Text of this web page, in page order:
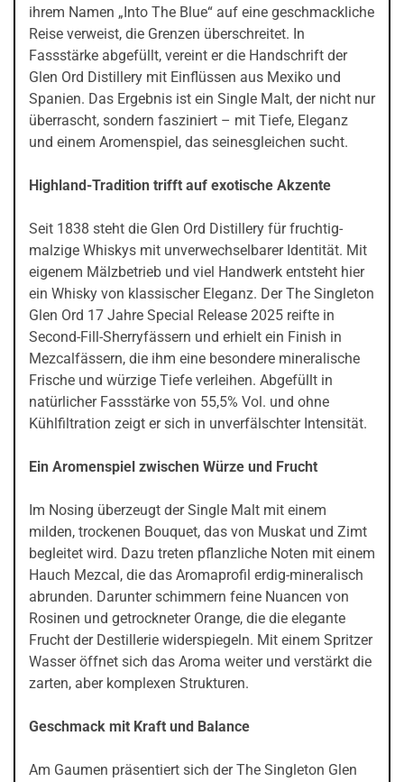
ihrem Namen „Into The Blue“ auf eine geschmackliche
Reise verweist, die Grenzen überschreitet. In
Fassstärke abgefüllt, vereint er die Handschrift der
Glen Ord Distillery mit Einflüssen aus Mexiko und
Spanien. Das Ergebnis ist ein Single Malt, der nicht nur
überrascht, sondern fasziniert – mit Tiefe, Eleganz
und einem Aromenspiel, das seinesgleichen sucht.
Highland-Tradition trifft auf exotische Akzente
Seit 1838 steht die Glen Ord Distillery für fruchtig-
malzige Whiskys mit unverwechselbarer Identität. Mit
eigenem Mälzbetrieb und viel Handwerk entsteht hier
ein Whisky von klassischer Eleganz. Der The Singleton
Glen Ord 17 Jahre Special Release 2025 reifte in
Second-Fill-Sherryfässern und erhielt ein Finish in
Mezcalfässern, die ihm eine besondere mineralische
Frische und würzige Tiefe verleihen. Abgefüllt in
natürlicher Fassstärke von 55,5% Vol. und ohne
Kühlfiltration zeigt er sich in unverfälschter Intensität.
Ein Aromenspiel zwischen Würze und Frucht
Im Nosing überzeugt der Single Malt mit einem
milden, trockenen Bouquet, das von Muskat und Zimt
begleitet wird. Dazu treten pflanzliche Noten mit einem
Hauch Mezcal, die das Aromaprofil erdig-mineralisch
abrunden. Darunter schimmern feine Nuancen von
Rosinen und getrockneter Orange, die die elegante
Frucht der Destillerie widerspiegeln. Mit einem Spritzer
Wasser öffnet sich das Aroma weiter und verstärkt die
zarten, aber komplexen Strukturen.
Geschmack mit Kraft und Balance
Am Gaumen präsentiert sich der The Singleton Glen